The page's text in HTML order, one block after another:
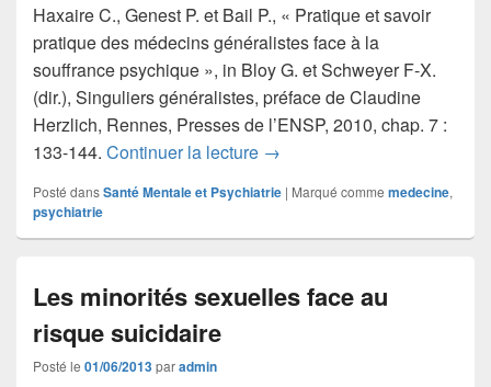
Haxaire C., Genest P. et Bail P., « Pratique et savoir
pratique des médecins généralistes face à la
souffrance psychique », in Bloy G. et Schweyer F-X.
(dir.), Singuliers généralistes, préface de Claudine
Herzlich, Rennes, Presses de l’ENSP, 2010, chap. 7 :
133-144. Continuer la lecture Pratique et savoir pratique
→
Posté dansSanté Mentale et Psychiatrie | Marqué comme medecine,
psychiatrie
Les minorités sexuelles face au
risque suicidaire
Posté le 01/06/2013paradmin